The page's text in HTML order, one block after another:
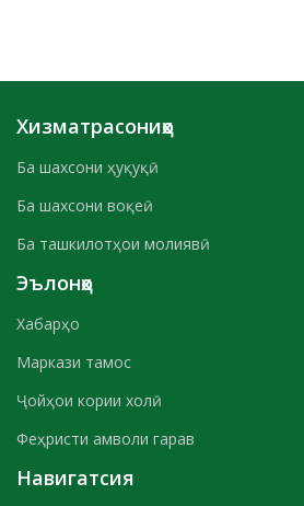
Хизматрасониҳо
Ба шахсони ҳуқуқӣ
Ба шахсони воқеӣ
Ба ташкилотҳои молиявӣ
Эълонҳо
Хабарҳо
Маркази тамос
Ҷойҳои кории холӣ
Феҳристи амволи гарав
Навигатсия